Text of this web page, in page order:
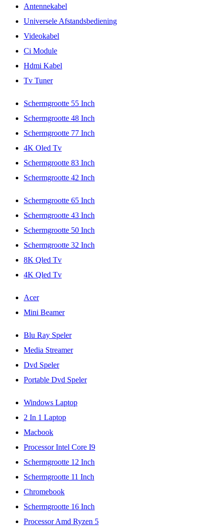
Antennekabel
Universele Afstandsbediening
Videokabel
Ci Module
Hdmi Kabel
Tv Tuner
Schermgrootte 55 Inch
Schermgrootte 48 Inch
Schermgrootte 77 Inch
4K Oled Tv
Schermgrootte 83 Inch
Schermgrootte 42 Inch
Schermgrootte 65 Inch
Schermgrootte 43 Inch
Schermgrootte 50 Inch
Schermgrootte 32 Inch
8K Qled Tv
4K Qled Tv
Acer
Mini Beamer
Blu Ray Speler
Media Streamer
Dvd Speler
Portable Dvd Speler
Windows Laptop
2 In 1 Laptop
Macbook
Processor Intel Core I9
Schermgrootte 12 Inch
Schermgrootte 11 Inch
Chromebook
Schermgrootte 16 Inch
Processor Amd Ryzen 5